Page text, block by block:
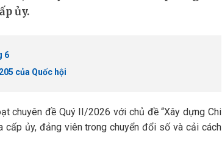
ủy.
6
của Quốc hội
chuyên đề Quý II/2026 với chủ đề “Xây dựng Chi
cấp ủy, đảng viên trong chuyển đổi số và cải cách